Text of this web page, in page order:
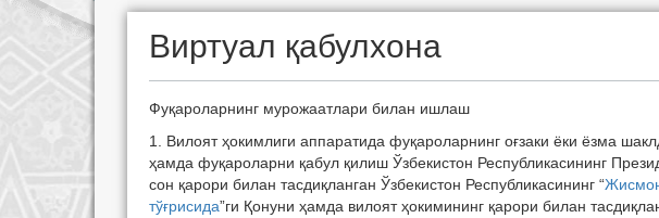
Виртуал қабулхона
Фуқароларнинг мурожаатлари билан ишлаш
1. Вилоят ҳокимлиги аппаратида фуқароларнинг оғзаки ёки ёзма
ҳамда фуқароларни қабул қилиш Ўзбекистон Республикасининг
сон қарори билан тасдиқланган Ўзбекистон Республикасининг “
тўғрисида”ги Қонуни ҳамда вилоят ҳокимининг қарори билан